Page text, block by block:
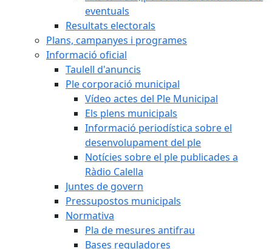
eventuals
Resultats electorals
Plans, campanyes i programes
Informació oficial
Taulell d'anuncis
Ple corporació municipal
Vídeo actes del Ple Municipal
Els plens municipals
Informació periodística sobre el
desenvolupament del ple
Notícies sobre el ple publicades a
Ràdio Calella
Juntes de govern
Pressupostos municipals
Normativa
Pla de mesures antifrau
Bases reguladores